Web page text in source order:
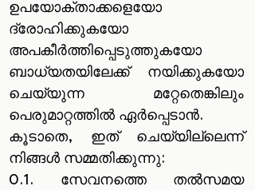
ഉപയോക്താക്കളെയോ
ദ്രോഹിക്കുകയോ
അപകീർത്തിപ്പെടുത്തുകയോ
ബാധ്യതയിലേക്ക് നയിക്കുകയോ
ചെയ്യുന്ന മറ്റേതെങ്കിലും
പെരുമാറ്റത്തിൽ ഏർപ്പെടാൻ.
കൂടാതെ, ഇത് ചെയ്യില്ലെന്ന്
നിങ്ങൾ സമ്മതിക്കുന്നു:
0.1. സേവനത്തെ തൽ‌സമയ